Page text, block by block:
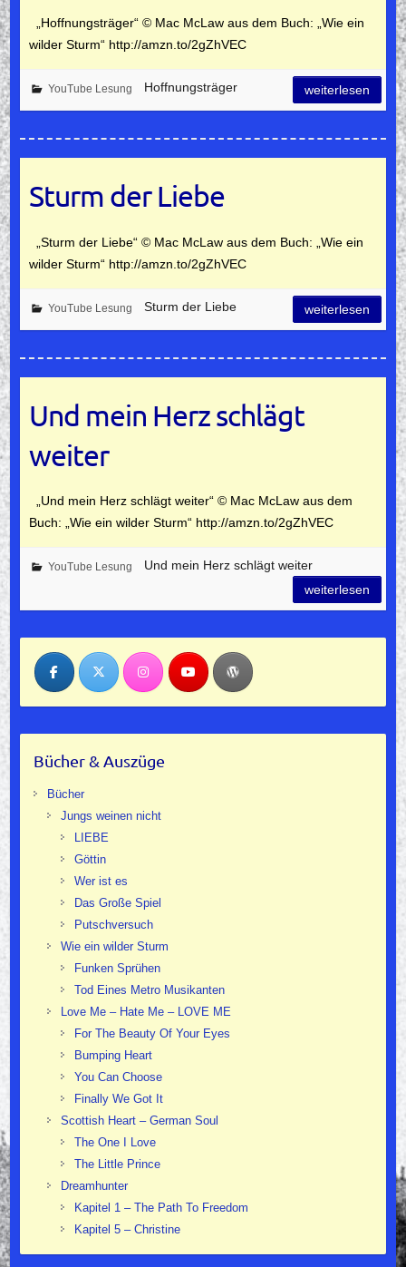
„Hoffnungsträger“ © Mac McLaw aus dem Buch: „Wie ein
wilder Sturm“ http://amzn.to/2gZhVEC
YouTube Lesung Hoffnungsträger weiterlesen
Sturm der Liebe
„Sturm der Liebe“ © Mac McLaw aus dem Buch: „Wie ein
wilder Sturm“ http://amzn.to/2gZhVEC
YouTube Lesung Sturm der Liebe weiterlesen
Und mein Herz schlägt
weiter
„Und mein Herz schlägt weiter“ © Mac McLaw aus dem
Buch: „Wie ein wilder Sturm“ http://amzn.to/2gZhVEC
YouTube Lesung
Und mein Herz schlägt weiter
weiterlesen
Bücher & Auszüge
Bücher
Jungs weinen nicht
LIEBE
Göttin
Wer ist es
Das Große Spiel
Putschversuch
Wie ein wilder Sturm
Funken Sprühen
Tod Eines Metro Musikanten
Love Me – Hate Me – LOVE ME
For The Beauty Of Your Eyes
Bumping Heart
You Can Choose
Finally We Got It
Scottish Heart – German Soul
The One I Love
The Little Prince
Dreamhunter
Kapitel 1 – The Path To Freedom
Kapitel 5 – Christine